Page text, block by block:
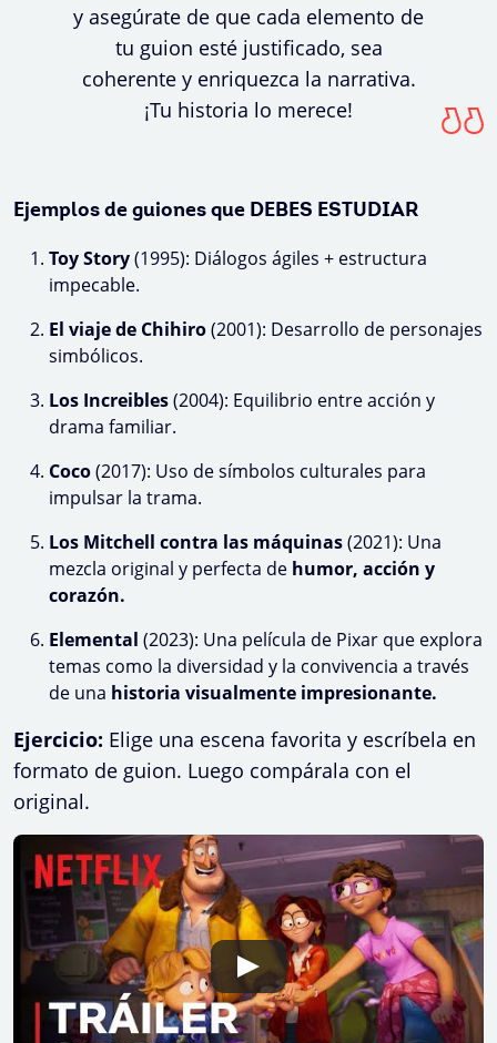
y asegúrate de que cada elemento de
tu guion esté justificado, sea
coherente y enriquezca la narrativa.
¡Tu historia lo merece!
Ejemplos de guiones que DEBES ESTUDIAR
Toy Story(1995): Diálogos ágiles + estructura
impecable.
El viaje de Chihiro(2001): Desarrollo de personajes
simbólicos.
Los Increibles(2004): Equilibrio entre acción y
drama familiar.
Coco(2017): Uso de símbolos culturales para
impulsar la trama.
Los Mitchell contra las máquinas(2021): Una
mezcla original y perfecta de humor, acción y
corazón.
Elemental (2023): Una película de Pixar que explora
temas como la diversidad y la convivencia a través
de una historia visualmente impresionante.
Ejercicio: Elige una escena favorita y escríbela en
formato de guion. Luego compárala con el
original.